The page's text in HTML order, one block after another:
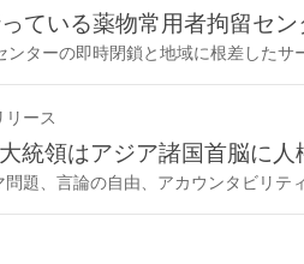
ている薬物常用者拘留セン
ターの即時閉鎖と地域に根差したサ
リース
統領はアジア諸国首脳に
問題、言論の自由、アカウンタビリテ